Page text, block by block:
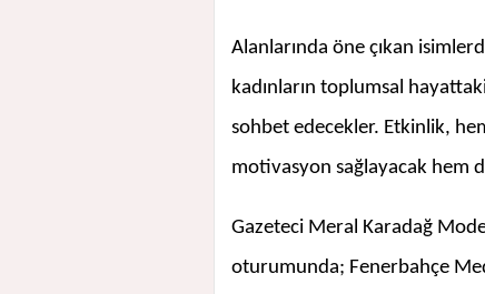
Alanlarında öne çıkan
kadınların toplumsal
sohbet edecekler. Etkinlik,
motivasyon sağlayacak hem
Gazeteci Meral Karadağ
oturumunda; Fenerbahçe